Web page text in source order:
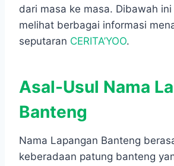
dari masa ke masa. Dibawah
melihat berbagai informasi
seputaran CERITA’YOO.
Asal-Usul Nama
Banteng
Nama Lapangan Banteng
keberadaan patung banteng